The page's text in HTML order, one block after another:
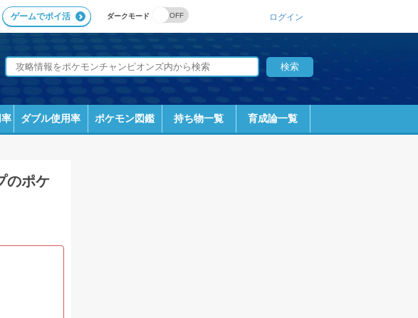
ダークモード
ゲームでポイ活 ログイン
ダブル使用率 ポケモン図鑑 持ち物一覧 育成論一覧
のポケ